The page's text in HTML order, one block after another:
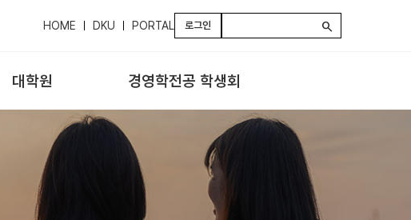
HOME DKU PORTAL 로그인 search
대학원 경영학전공 학생회